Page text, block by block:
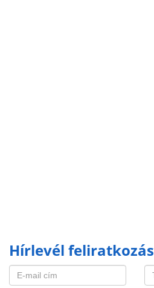
Hírlevél feliratkozás